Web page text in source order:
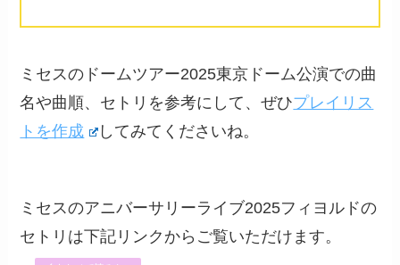
ミセスのドームツアー2025東京ドーム公演での曲
名や曲順、セトリを参考にして、ぜひプレイリス
トを作成
してみてくださいね。
ミセスのアニバーサリーライブ2025フィヨルドの
セトリは下記リンクからご覧いただけます。